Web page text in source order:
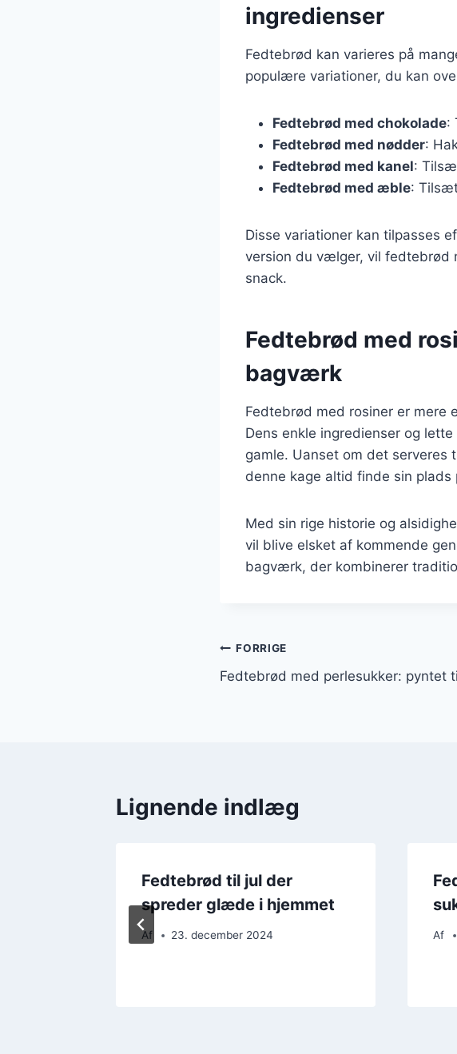
ingredienser
Fedtebrød kan varieres på
populære variationer, du kan
Fedtebrød med chokolade:
Fedtebrød med nødder:
Fedtebrød med kanel:
Fedtebrød med æble:
Disse variationer kan tilpasses
version du vælger, vil
snack.
Fedtebrød med
bagværk
Fedtebrød med rosiner er mere
Dens enkle ingredienser og
gamle. Uanset om det serveres
denne kage altid finde sin plads
Med sin rige historie og
vil blive elsket af kommende
bagværk, der kombinerer
Indlægsnavigation
FORRIGE
Fedtebrød med perlesukker: pyntet
Lignende indlæg
Fedtebrød til jul der
spreder glæde i hjemmet
Af 23. december 2024 Af